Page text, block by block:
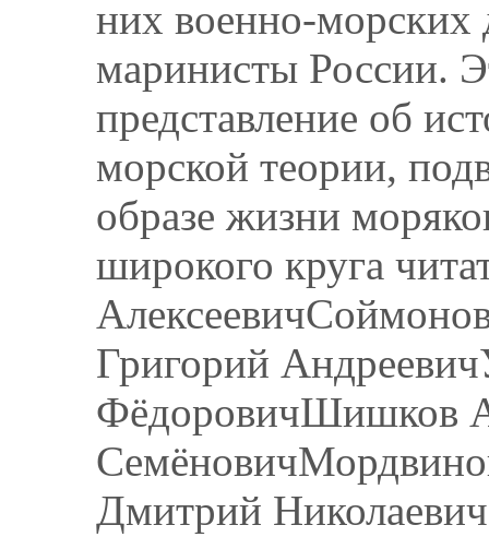
них военно-морских
маринисты России.
представление об
морской теории,
образе жизни
широкого круга
Григорий
ФёдоровичШишков
Дмитрий